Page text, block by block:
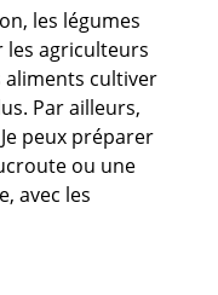
les légumes
les agriculteurs
aliments cultiver
Par ailleurs,
peux préparer
ou une
avec les